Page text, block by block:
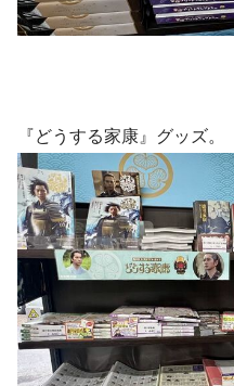
『どうする家康』グッズ。